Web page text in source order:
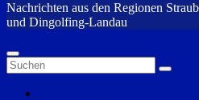
Nachrichten aus den Regionen
und Dingolfing-Landau